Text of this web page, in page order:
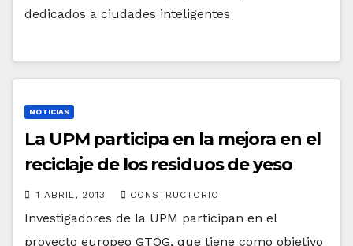
dedicados a ciudades inteligentes
NOTICIAS
La UPM participa en la mejora en el
reciclaje de los residuos de yeso
1 ABRIL, 2013 CONSTRUCTORIO
Investigadores de la UPM participan en el
proyecto europeo GTOG, que tiene como objetivo